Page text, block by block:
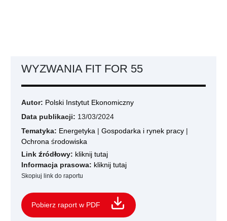
WYZWANIA FIT FOR 55
Autor: Polski Instytut Ekonomiczny
Data publikacji: 13/03/2024
Tematyka: Energetyka | Gospodarka i rynek pracy |
Ochrona środowiska
Link źródłowy: kliknij tutaj
Informacja prasowa: kliknij tutaj
Skopiuj link do raportu
Pobierz raport w PDF